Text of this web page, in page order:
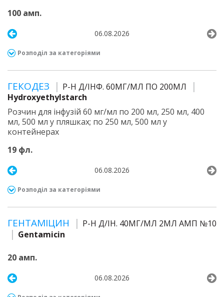
100 амп.
06.08.2026
Розподіл за категоріями
ГЕКОДЕЗ
Р-Н Д/ІНФ. 60МГ/МЛ ПО 200МЛ
Hydroxyethylstarch
Розчин для інфузій 60 мг/мл по 200 мл, 250 мл, 400
мл, 500 мл у пляшках; по 250 мл, 500 мл у
контейнерах
19 фл.
06.08.2026
Розподіл за категоріями
ГЕНТАМІЦИН
Р-Н Д/ІН. 40МГ/МЛ 2МЛ АМП №10
Gentamicin
20 амп.
06.08.2026